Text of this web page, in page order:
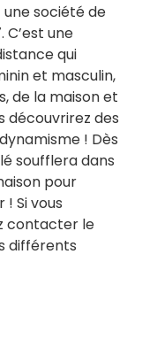
une société de
C’est une
qui
et masculin,
de la maison et
découvrirez des
! Dès
soufflera dans
pour
Si vous
contacter le
différents